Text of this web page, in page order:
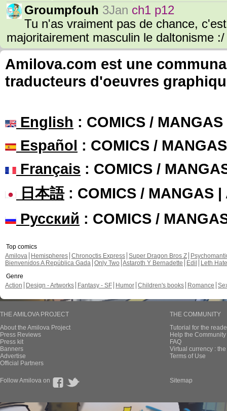
Groumpfouh 3Jan ch1 p12
Tu n'as vraiment pas de chance,
majoritairement masculin le daltonisme
Amilova.com est une
traducteurs d'oeuvres
English : COMICS /
Español : COMICS /
Français : COMICS /
日本語: COMICS / MANGAS |
Русский : COMICS /
Top comics
Amilova
Hemispheres Chronoctis Express Super Dragon Bros Z
Bienvenidos A República Gada Only Two Astaroth Y Bernadette Edil
Leth Hate
Genre
Action
Design - Artworks Fantasy - SF Humor Children's books Romance
THE AMILOVA PROJECT
About the Amilova Project
Press Reviews
Press kit
Banners
Advertise
Official Partners
THE COMMUNITY
Tutorial for the
Help the
FAQ
Virtual currency :
Terms of Use
Follow Amilova on Sitemap